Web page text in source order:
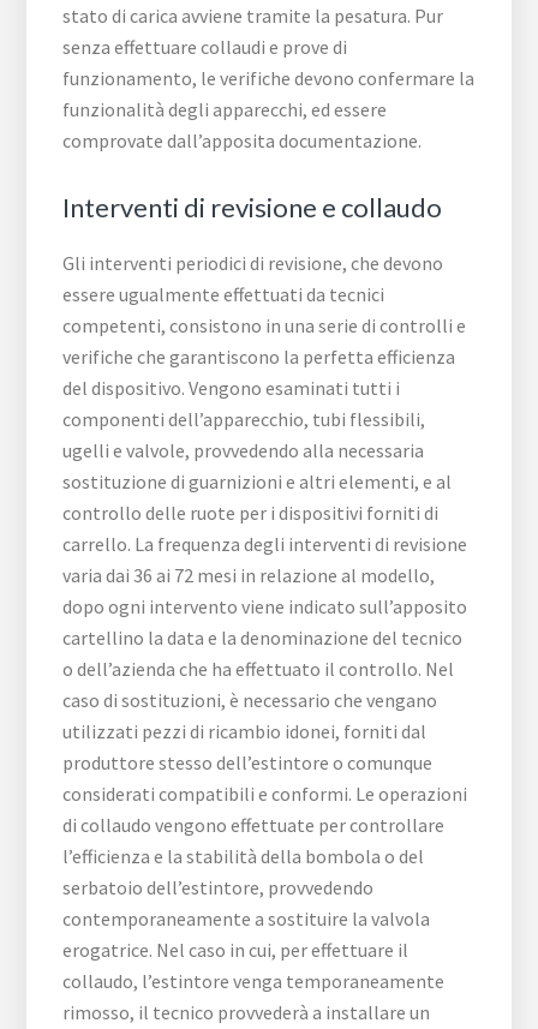
stato di carica avviene tramite la pesatura. Pur
senza effettuare collaudi e prove di
funzionamento, le verifiche devono confermare la
funzionalità degli apparecchi, ed essere
comprovate dall’apposita documentazione.
Interventi di revisione e collaudo
Gli interventi periodici di revisione, che devono
essere ugualmente effettuati da tecnici
competenti, consistono in una serie di controlli e
verifiche che garantiscono la perfetta efficienza
del dispositivo. Vengono esaminati tutti i
componenti dell’apparecchio, tubi flessibili,
ugelli e valvole, provvedendo alla necessaria
sostituzione di guarnizioni e altri elementi, e al
controllo delle ruote per i dispositivi forniti di
carrello. La frequenza degli interventi di revisione
varia dai 36 ai 72 mesi in relazione al modello,
dopo ogni intervento viene indicato sull’apposito
cartellino la data e la denominazione del tecnico
o dell’azienda che ha effettuato il controllo. Nel
caso di sostituzioni, è necessario che vengano
utilizzati pezzi di ricambio idonei, forniti dal
produttore stesso dell’estintore o comunque
considerati compatibili e conformi. Le operazioni
di collaudo vengono effettuate per controllare
l’efficienza e la stabilità della bombola o del
serbatoio dell’estintore, provvedendo
contemporaneamente a sostituire la valvola
erogatrice. Nel caso in cui, per effettuare il
collaudo, l’estintore venga temporaneamente
rimosso, il tecnico provvederà a installare un